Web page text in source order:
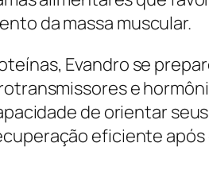
da massa muscular.
Evandro se
e
de orientar
eficiente